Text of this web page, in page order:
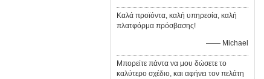
Καλά προϊόντα, καλή υπηρεσία, καλή
πλατφόρμα πρόσβασης!
—— Michael
Μπορείτε πάντα να μου δώσετε το
καλύτερο σχέδιο, και αφήνει τον πελάτη